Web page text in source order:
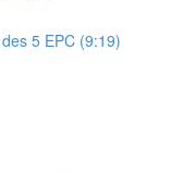
5 EPC (9:19)